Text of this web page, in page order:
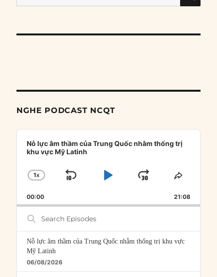
for:
NGHE PODCAST NCQT
Audio
Player
Nỗ lực âm thầm của Trung Quốc nhằm thống trị
khu vực Mỹ Latinh
CHANGE
RATE
1X
SKIP
PLAYJUMP
FORWARD
SHARE
00:00 21:08
Search
Episodes
Nỗ lực âm thầm của Trung Quốc nhằm thống trị khu vực
Mỹ Latinh
06/08/2026